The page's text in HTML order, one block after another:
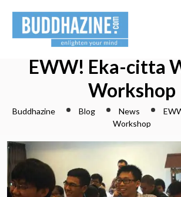
EWW! Eka-citta
Workshop
Buddhazine Blog News
Workshop